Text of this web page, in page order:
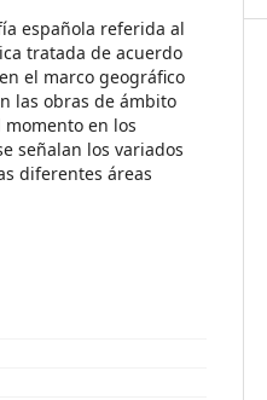
española referida al
tratada de acuerdo
el marco geográfico
las obras de ámbito
en los
señalan los variados
diferentes áreas